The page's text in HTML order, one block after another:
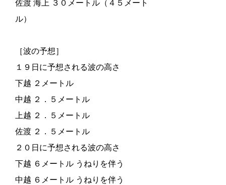
佐渡 海上 ３０メートル（４５メート
ル）
［波の予想］
１９日に予想される波の高さ
下越 ２メートル
中越 ２．５メートル
上越 ２．５メートル
佐渡 ２．５メートル
２０日に予想される波の高さ
下越 ６メートル うねりを伴う
中越 ６メートル うねりを伴う